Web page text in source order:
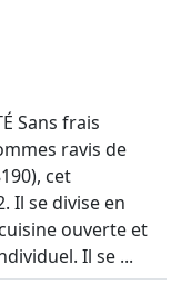
Sans frais
ravis de
cet
Il se divise en
ouverte et
Il se ...